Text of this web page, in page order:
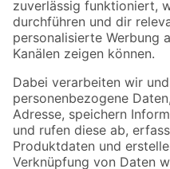
Zur Newsletter Anmeldung
Folge uns
Zahlungsarten